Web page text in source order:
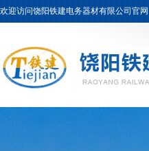
欢迎访问饶阳铁建电务器材有限公司官网